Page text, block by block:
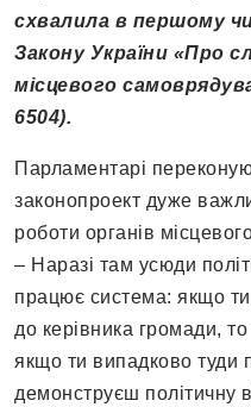
схвалила в першому
Закону України «Про
місцевого
6504).
Парламентарі
законопроект дуже
роботи органів
– Наразі там усюди
працює система: якщо
до керівника громади,
якщо ти випадково туди
демонструєш політичну